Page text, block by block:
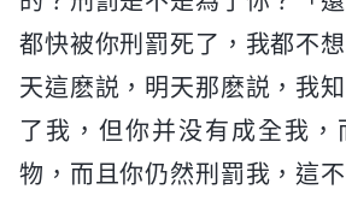
都快被你刑罰死了，我都不
天這麽説，明天那麽説，我
了我，但你并没有成全我
物，而且你仍然刑罰我，這